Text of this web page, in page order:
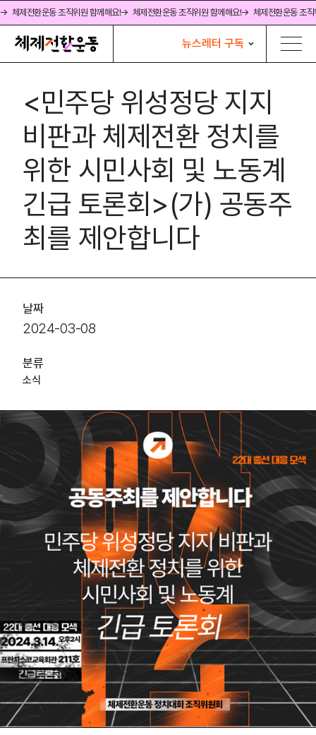
→ 체제전환운동 조직위원 함께해요!→ 체제전환운동 조직위원 함께해요!→ 체제전환운동 조직
뉴스레터 구독
<민주당 위성정당 지지
비판과 체제전환 정치를
위한 시민사회 및 노동계
긴급 토론회>(가) 공동주
최를 제안합니다
날짜
2024-03-08
분류
소식